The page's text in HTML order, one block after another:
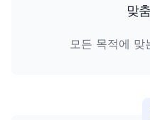
맞
모든 목적에 맞